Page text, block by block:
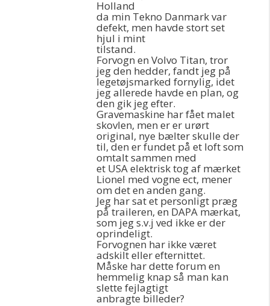
Holland
da min Tekno Danmark var
defekt, men havde stort set
hjul i mint
tilstand.
Forvogn en Volvo Titan, tror
jeg den hedder, fandt jeg på
legetøjsmarked fornylig, idet
jeg allerede havde en plan, og
den gik jeg efter.
Gravemaskine har fået malet
skovlen, men er er urørt
original, nye bælter skulle der
til, den er fundet på et loft som
omtalt sammen med
et USA elektrisk tog af mærket
Lionel med vogne ect, mener
om det en anden gang.
Jeg har sat et personligt præg
på traileren, en DAPA mærkat,
som jeg s.v.j ved ikke er der
oprindeligt.
Forvognen har ikke været
adskilt eller efternittet.
Måske har dette forum en
hemmelig knap så man kan
slette fejlagtigt
anbragte billeder?